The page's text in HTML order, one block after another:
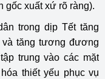
gốc xuất xứ rõ ràng).
trong dịp Tết tăng
tăng tương đương
trung vào các mặt
thiết yếu phục vụ